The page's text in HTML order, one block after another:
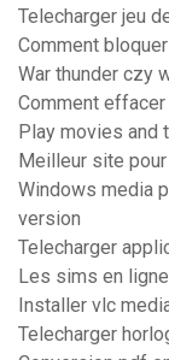
Telecharger jeu
Comment
War thunder czy
Comment
Play movies and
Meilleur site
Windows media
version
Telecharger
Les sims en
Installer vlc
Telecharger